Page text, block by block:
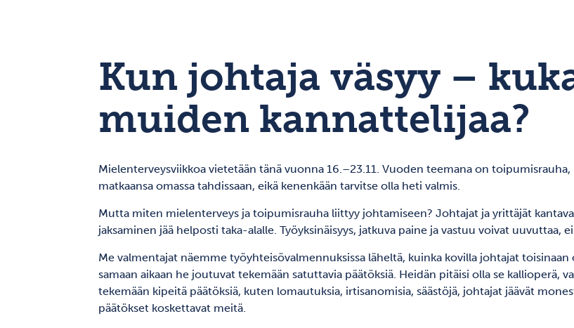
Kun johtaja väsyy –
muiden kannattelijaa?
Mielenterveysviikkoa vietetään tänä vuonna 16.–23.11. Vuoden teemana on
matkaansa omassa tahdissaan, eikä kenenkään tarvitse olla heti valmis.
Mutta miten mielenterveys ja toipumisrauha liittyy johtamiseen? Johtajat ja yrittäjät
jaksaminen jää helposti taka-alalle. Työyksinäisyys, jatkuva paine ja vastuu voivat uuvuttaa,
Me valmentajat näemme työyhteisövalmennuksissa läheltä, kuinka kovilla johtajat
samaan aikaan he joutuvat tekemään satuttavia päätöksiä. Heidän pitäisi olla se kallioperä,
tekemään kipeitä päätöksiä, kuten lomautuksia, irtisanomisia, säästöjä, johtajat jäävät
päätökset koskettavat meitä.